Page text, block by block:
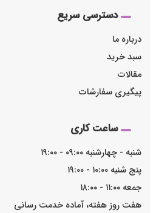
دسترسی سریع
درباره ما
سبد خرید
مقالات
پیگیری سفارشات
ساعت کاری
شنبه - چهارشنبه ۰۹:۰۰ - ۱۹:۰۰
پنج شنبه ۱۰:۰۰ - ۱۹:۰۰
جمعه ۱۱:۰۰ - ۱۸:۰۰
هفت روز هفته، آماده خدمت رسانی